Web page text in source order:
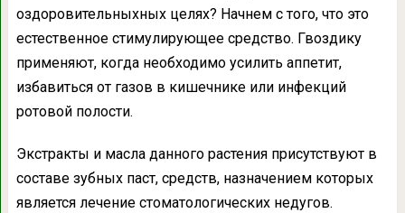
оздоровительныхных целях? Начнем с того, что это
естественное стимулирующее средство. Гвоздику
применяют, когда необходимо усилить аппетит,
избавиться от газов в кишечнике или инфекций
ротовой полости.
Экстракты и масла данного растения присутствуют в
составе зубных паст, средств, назначением которых
является лечение стоматологических недугов.